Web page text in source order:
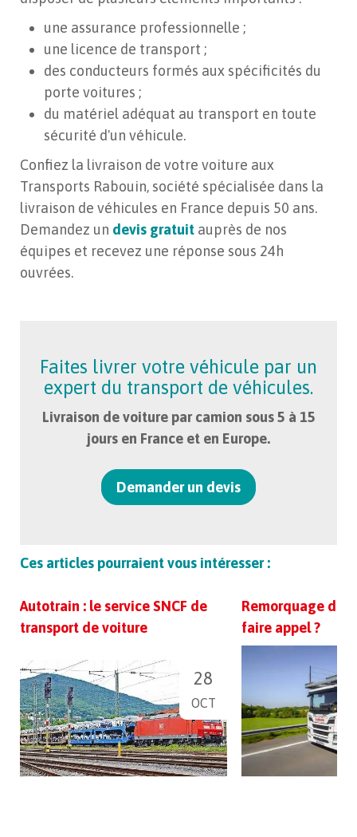
une assurance professionnelle ;
une licence de transport ;
des conducteurs formés aux spécificités du
porte voitures ;
du matériel adéquat au transport en toute
sécurité d'un véhicule.
Confiez la livraison de votre voiture aux
Transports Rabouin, société spécialisée dans la
livraison de véhicules en France depuis 50 ans.
Demandez un devis gratuit auprès de nos
équipes et recevez une réponse sous 24h
ouvrées.
Faites livrer votre véhicule par un
expert du transport de véhicules.
Livraison de voiture par camion sous 5 à 15
jours en France et en Europe.
Demander un devis
Ces articles pourraient vous intéresser :
Autotrain : le service SNCF de
transport de voiture
28
OCT
Remorquage de
faire appel ?